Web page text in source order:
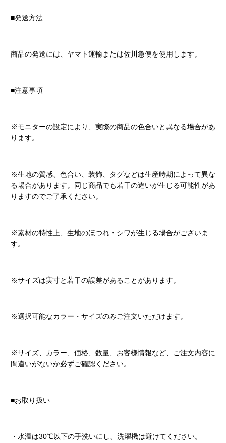
■発送方法
商品の発送には、ヤマト運輸または佐川急便を使用します。
■注意事項
※モニターの設定により、実際の商品の色合いと異なる場合があ
ります。
※生地の質感、色合い、装飾、タグなどは生産時期によって異な
る場合があります。同じ商品でも若干の違いが生じる可能性があ
りますのでご了承ください。
※素材の特性上、生地のほつれ・シワが生じる場合がございま
す。
※サイズは実寸と若干の誤差があることがあります。
※選択可能なカラー・サイズのみご注文いただけます。
※サイズ、カラー、価格、数量、お客様情報など、ご注文内容に
間違いがないか必ずご確認ください。
■お取り扱い
・水温は30℃以下の手洗いにし、洗濯機は避けてください。